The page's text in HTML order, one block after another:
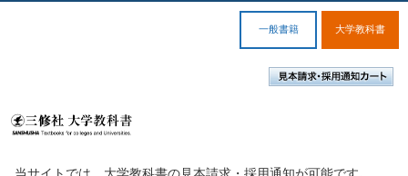
一般書籍 大学教科書